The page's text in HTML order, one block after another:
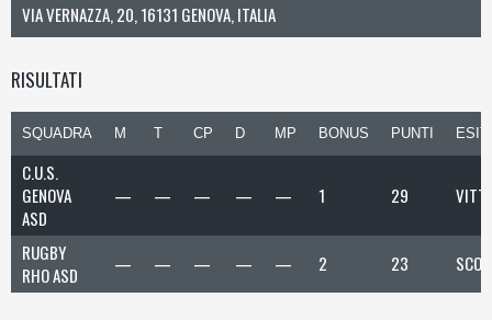
VIA VERNAZZA, 20, 16131 GENOVA, ITALIA
RISULTATI
SQUADRA M T CP D MP BONUS PUNTI
C.U.S.
GENOVA
ASD
— — — — — 1 29
RUGBY
RHO ASD
— — — — — 2 23